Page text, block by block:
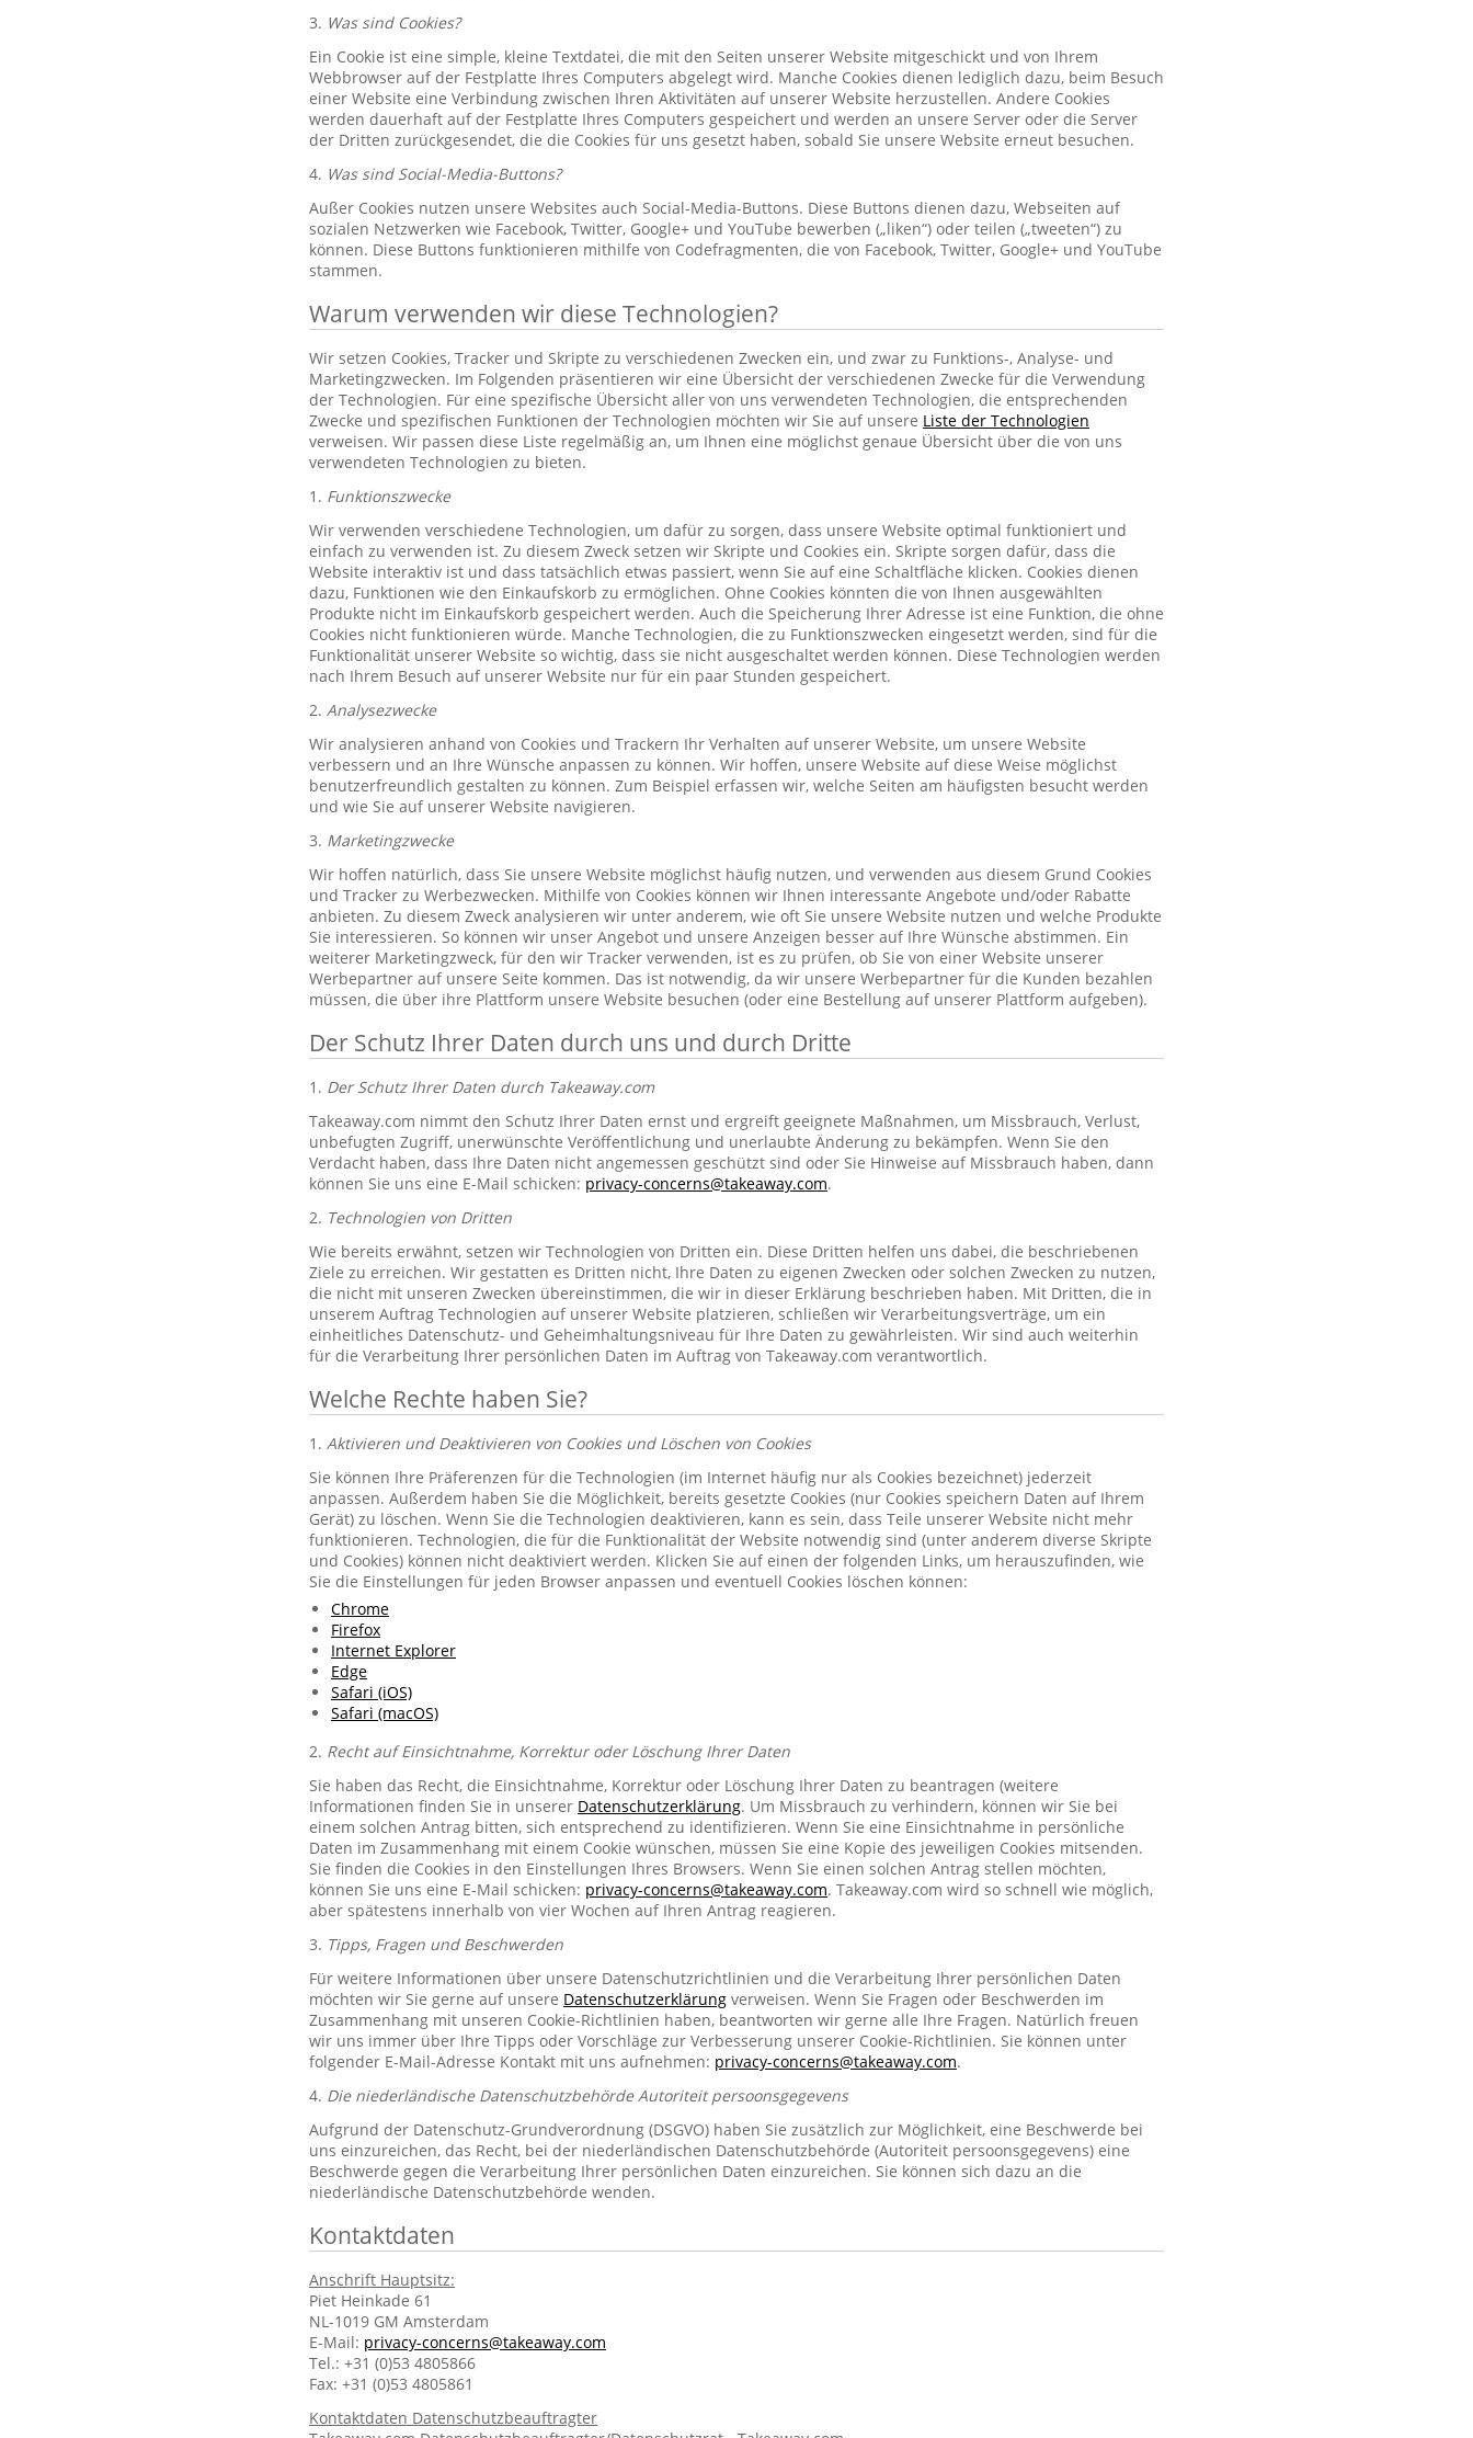
3. Was sind Cookies?
Ein Cookie ist eine simple, kleine Textdatei, die mit den Seiten unserer Website mitgeschickt und von Ihrem
Webbrowser auf der Festplatte Ihres Computers abgelegt wird. Manche Cookies dienen lediglich dazu, beim Besuch
einer Website eine Verbindung zwischen Ihren Aktivitäten auf unserer Website herzustellen. Andere Cookies
werden dauerhaft auf der Festplatte Ihres Computers gespeichert und werden an unsere Server oder die Server
der Dritten zurückgesendet, die die Cookies für uns gesetzt haben, sobald Sie unsere Website erneut besuchen.
4. Was sind Social-Media-Buttons?
Außer Cookies nutzen unsere Websites auch Social-Media-Buttons. Diese Buttons dienen dazu, Webseiten auf
sozialen Netzwerken wie Facebook, Twitter, Google+ und YouTube bewerben („liken“) oder teilen („tweeten“) zu
können. Diese Buttons funktionieren mithilfe von Codefragmenten, die von Facebook, Twitter, Google+ und YouTube
stammen.
Warum verwenden wir diese Technologien?
Wir setzen Cookies, Tracker und Skripte zu verschiedenen Zwecken ein, und zwar zu Funktions-, Analyse- und
Marketingzwecken. Im Folgenden präsentieren wir eine Übersicht der verschiedenen Zwecke für die Verwendung
der Technologien. Für eine spezifische Übersicht aller von uns verwendeten Technologien, die entsprechenden
Zwecke und spezifischen Funktionen der Technologien möchten wir Sie auf unsere Liste der Technologien
verweisen. Wir passen diese Liste regelmäßig an, um Ihnen eine möglichst genaue Übersicht über die von uns
verwendeten Technologien zu bieten.
1. Funktionszwecke
Wir verwenden verschiedene Technologien, um dafür zu sorgen, dass unsere Website optimal funktioniert und
einfach zu verwenden ist. Zu diesem Zweck setzen wir Skripte und Cookies ein. Skripte sorgen dafür, dass die
Website interaktiv ist und dass tatsächlich etwas passiert, wenn Sie auf eine Schaltfläche klicken. Cookies dienen
dazu, Funktionen wie den Einkaufskorb zu ermöglichen. Ohne Cookies könnten die von Ihnen ausgewählten
Produkte nicht im Einkaufskorb gespeichert werden. Auch die Speicherung Ihrer Adresse ist eine Funktion, die ohne
Cookies nicht funktionieren würde. Manche Technologien, die zu Funktionszwecken eingesetzt werden, sind für die
Funktionalität unserer Website so wichtig, dass sie nicht ausgeschaltet werden können. Diese Technologien werden
nach Ihrem Besuch auf unserer Website nur für ein paar Stunden gespeichert.
2. Analysezwecke
Wir analysieren anhand von Cookies und Trackern Ihr Verhalten auf unserer Website, um unsere Website
verbessern und an Ihre Wünsche anpassen zu können. Wir hoffen, unsere Website auf diese Weise möglichst
benutzerfreundlich gestalten zu können. Zum Beispiel erfassen wir, welche Seiten am häufigsten besucht werden
und wie Sie auf unserer Website navigieren.
3. Marketingzwecke
Wir hoffen natürlich, dass Sie unsere Website möglichst häufig nutzen, und verwenden aus diesem Grund Cookies
und Tracker zu Werbezwecken. Mithilfe von Cookies können wir Ihnen interessante Angebote und/oder Rabatte
anbieten. Zu diesem Zweck analysieren wir unter anderem, wie oft Sie unsere Website nutzen und welche Produkte
Sie interessieren. So können wir unser Angebot und unsere Anzeigen besser auf Ihre Wünsche abstimmen. Ein
weiterer Marketingzweck, für den wir Tracker verwenden, ist es zu prüfen, ob Sie von einer Website unserer
Werbepartner auf unsere Seite kommen. Das ist notwendig, da wir unsere Werbepartner für die Kunden bezahlen
müssen, die über ihre Plattform unsere Website besuchen (oder eine Bestellung auf unserer Plattform aufgeben).
Der Schutz Ihrer Daten durch uns und durch Dritte
1. Der Schutz Ihrer Daten durch Takeaway.com
Takeaway.com nimmt den Schutz Ihrer Daten ernst und ergreift geeignete Maßnahmen, um Missbrauch, Verlust,
unbefugten Zugriff, unerwünschte Veröffentlichung und unerlaubte Änderung zu bekämpfen. Wenn Sie den
Verdacht haben, dass Ihre Daten nicht angemessen geschützt sind oder Sie Hinweise auf Missbrauch haben, dann
können Sie uns eine E-Mail schicken: privacy-concerns@takeaway.com.
2. Technologien von Dritten
Wie bereits erwähnt, setzen wir Technologien von Dritten ein. Diese Dritten helfen uns dabei, die beschriebenen
Ziele zu erreichen. Wir gestatten es Dritten nicht, Ihre Daten zu eigenen Zwecken oder solchen Zwecken zu nutzen,
die nicht mit unseren Zwecken übereinstimmen, die wir in dieser Erklärung beschrieben haben. Mit Dritten, die in
unserem Auftrag Technologien auf unserer Website platzieren, schließen wir Verarbeitungsverträge, um ein
einheitliches Datenschutz- und Geheimhaltungsniveau für Ihre Daten zu gewährleisten. Wir sind auch weiterhin
für die Verarbeitung Ihrer persönlichen Daten im Auftrag von Takeaway.com verantwortlich.
Welche Rechte haben Sie?
1. Aktivieren und Deaktivieren von Cookies und Löschen von Cookies
Sie können Ihre Präferenzen für die Technologien (im Internet häufig nur als Cookies bezeichnet) jederzeit
anpassen. Außerdem haben Sie die Möglichkeit, bereits gesetzte Cookies (nur Cookies speichern Daten auf Ihrem
Gerät) zu löschen. Wenn Sie die Technologien deaktivieren, kann es sein, dass Teile unserer Website nicht mehr
funktionieren. Technologien, die für die Funktionalität der Website notwendig sind (unter anderem diverse Skripte
und Cookies) können nicht deaktiviert werden. Klicken Sie auf einen der folgenden Links, um herauszufinden, wie
Sie die Einstellungen für jeden Browser anpassen und eventuell Cookies löschen können:
Chrome
Firefox
Internet Explorer
Edge
Safari (iOS)
Safari (macOS)
2. Recht auf Einsichtnahme, Korrektur oder Löschung Ihrer Daten
Sie haben das Recht, die Einsichtnahme, Korrektur oder Löschung Ihrer Daten zu beantragen (weitere
Informationen finden Sie in unserer Datenschutzerklärung. Um Missbrauch zu verhindern, können wir Sie bei
einem solchen Antrag bitten, sich entsprechend zu identifizieren. Wenn Sie eine Einsichtnahme in persönliche
Daten im Zusammenhang mit einem Cookie wünschen, müssen Sie eine Kopie des jeweiligen Cookies mitsenden.
Sie finden die Cookies in den Einstellungen Ihres Browsers. Wenn Sie einen solchen Antrag stellen möchten,
können Sie uns eine E-Mail schicken: privacy-concerns@takeaway.com. Takeaway.com wird so schnell wie möglich,
aber spätestens innerhalb von vier Wochen auf Ihren Antrag reagieren.
3. Tipps, Fragen und Beschwerden
Für weitere Informationen über unsere Datenschutzrichtlinien und die Verarbeitung Ihrer persönlichen Daten
möchten wir Sie gerne auf unsere Datenschutzerklärung verweisen. Wenn Sie Fragen oder Beschwerden im
Zusammenhang mit unseren Cookie-Richtlinien haben, beantworten wir gerne alle Ihre Fragen. Natürlich freuen
wir uns immer über Ihre Tipps oder Vorschläge zur Verbesserung unserer Cookie-Richtlinien. Sie können unter
folgender E-Mail-Adresse Kontakt mit uns aufnehmen: privacy-concerns@takeaway.com.
4. Die niederländische Datenschutzbehörde Autoriteit persoonsgegevens
Aufgrund der Datenschutz-Grundverordnung (DSGVO) haben Sie zusätzlich zur Möglichkeit, eine Beschwerde bei
uns einzureichen, das Recht, bei der niederländischen Datenschutzbehörde (Autoriteit persoonsgegevens) eine
Beschwerde gegen die Verarbeitung Ihrer persönlichen Daten einzureichen. Sie können sich dazu an die
niederländische Datenschutzbehörde wenden.
Kontaktdaten
Anschrift Hauptsitz:
Piet Heinkade 61
NL-1019 GM Amsterdam
E-Mail: privacy-concerns@takeaway.com
Tel.: +31 (0)53 4805866
Fax: +31 (0)53 4805861
Kontaktdaten Datenschutzbeauftragter